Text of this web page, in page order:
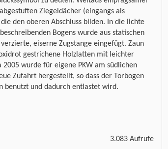
Ziegeldächer (eingangs als
den oberen Abschluss bilden. In die lichte
Bogens wurde aus statischen
eiserne Zugstange eingefügt. Zaun
gestrichene Holzlatten mit leichter
wurde für eigene PKW am südlichen
Zufahrt hergestellt, so dass der Torbogen
benutzt und dadurch entlastet wird.
3.083 Aufrufe